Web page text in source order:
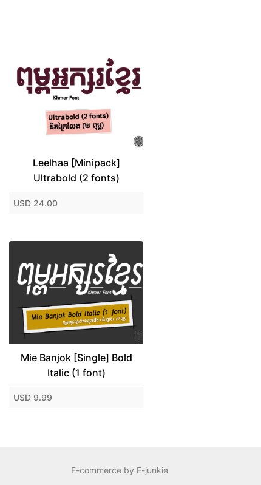
Leelhaa [Minipack]
Ultrabold (2 fonts)
USD 24.00
Mie Banjok [Single] Bold
Italic (1 font)
USD 9.99
E-commerce by E-junkie